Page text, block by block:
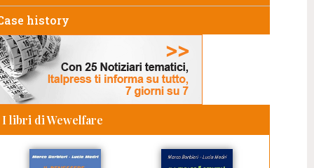
history
I libri di Wewelfare